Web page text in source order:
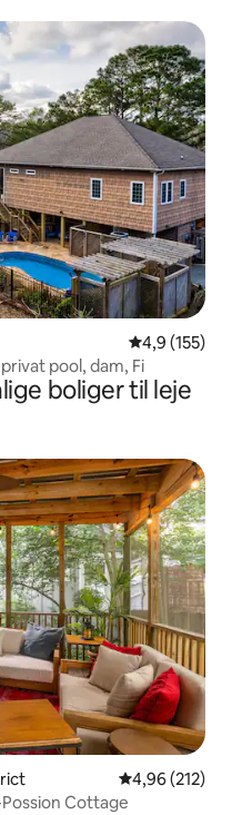
4,9 ud af 5 i
4,9 (155)
pool, dam, Fi
boliger til leje
4,96 ud af 5 i
4,96 (212)
Cottage